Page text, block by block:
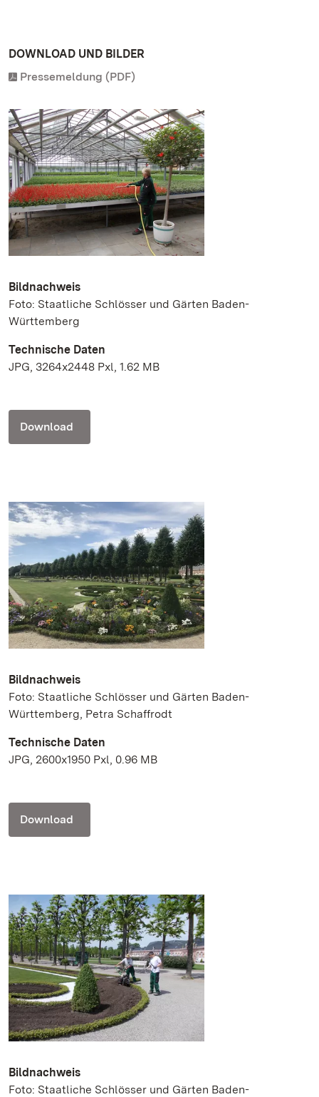
DOWNLOAD UND BILDER
Pressemeldung (PDF)
Bildnachweis
Foto: Staatliche Schlösser und Gärten Baden-
Württemberg
Technische Daten
JPG, 3264x2448 Pxl, 1.62 MB
Download
Bildnachweis
Foto: Staatliche Schlösser und Gärten Baden-
Württemberg, Petra Schaffrodt
Technische Daten
JPG, 2600x1950 Pxl, 0.96 MB
Download
Bildnachweis
Foto: Staatliche Schlösser und Gärten Baden-